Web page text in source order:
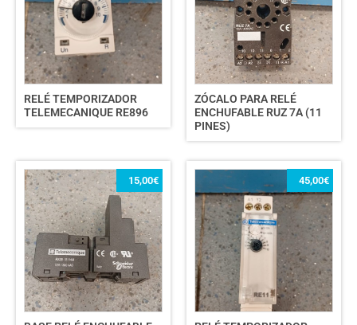
RELÉ TEMPORIZADOR
TELEMECANIQUE RE896
ZÓCALO PARA RELÉ
ENCHUFABLE RUZ 7A (11
PINES)
15,00€ 45,00€